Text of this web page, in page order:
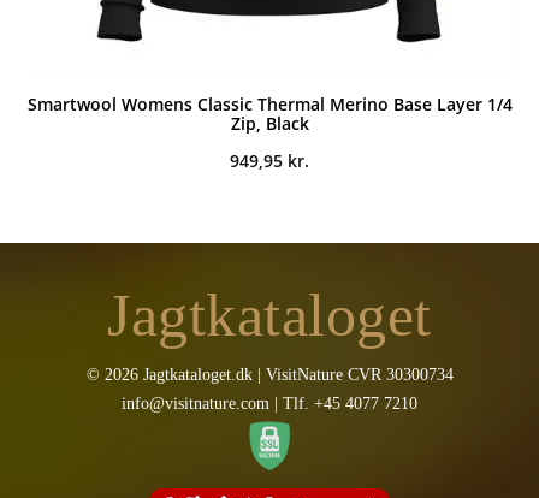
Smartwool Womens Classic Thermal Merino Base Layer 1/4
Zip, Black
949,95 kr.
Jagtkataloget
© 2026 Jagtkataloget.dk | VisitNature CVR 30300734
info@visitnature.com | Tlf. +45 4077 7210